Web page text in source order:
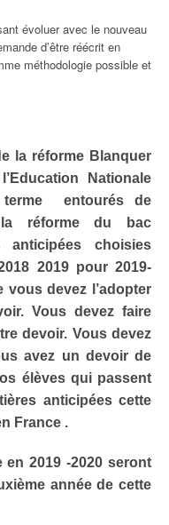
évoluer avec le nouveau
d’être réécrit en
méthodologie possible et
la réforme Blanquer
Nationale
entourés de
réforme du bac
choisies
2019 pour 2019-
vous devez l’adopter
Vous devez faire
devoir. Vous devez
avez un devoir de
élèves qui passent
anticipées cette
France .
2019 -2020 seront
année de cette